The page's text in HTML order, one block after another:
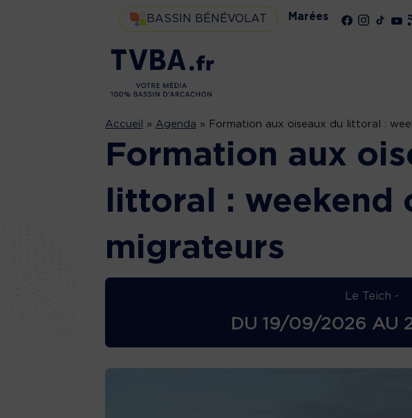
BASSIN BÉNÉVOLAT Marées
Accueil » Agenda » Formation aux oiseaux du littoral :
Formation aux
littoral : weekend
migrateurs
Le Teich -
DU19/09/2026 AU